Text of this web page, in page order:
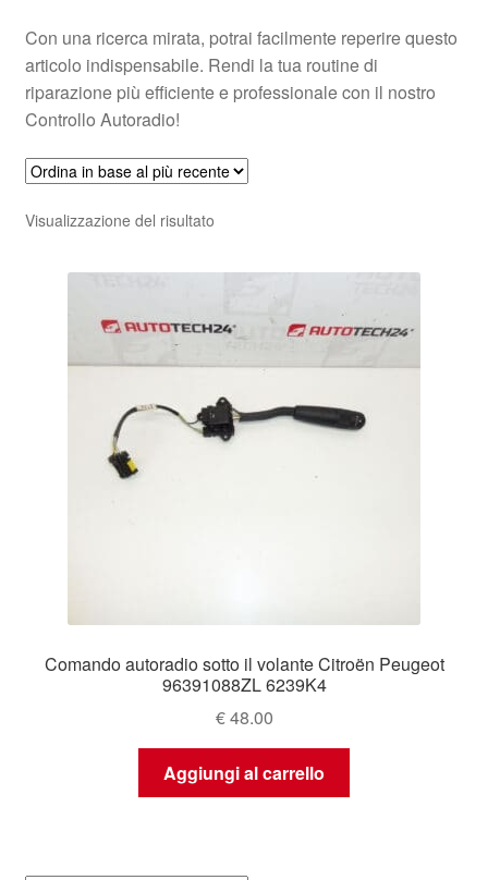
Con una ricerca mirata, potrai facilmente reperire questo
articolo indispensabile. Rendi la tua routine di
riparazione più efficiente e professionale con il nostro
Controllo Autoradio!
Visualizzazione del risultato
Comando autoradio sotto il volante Citroën Peugeot
96391088ZL 6239K4
€48.00
Aggiungi al carrello